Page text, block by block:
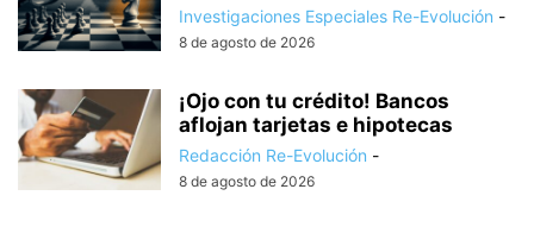
Investigaciones Especiales Re-Evolución -
8 de agosto de 2026
¡Ojo con tu crédito! Bancos
aflojan tarjetas e hipotecas
Redacción Re-Evolución -
8 de agosto de 2026